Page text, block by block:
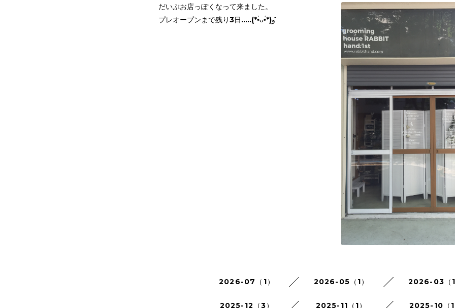
だいぶお店っぽくなって来ました。
プレオープンまで残り3日.....(*•̀ᴗ•́*)و ̑̑
2026-07（1） 2026-05（1） 2026-03（1
2025-12（3） 2025-11（1） 2025-10（1